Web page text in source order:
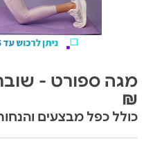
₪
כולל כפל מבצעים